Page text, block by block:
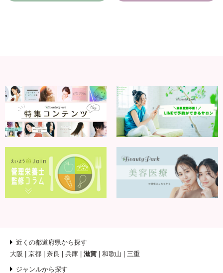
近くの都道府県から探す
大阪
京都 奈良 兵庫 滋賀 和歌山 三重
ジャンルから探す